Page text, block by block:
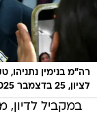
רה"מ בנימין
לציון, 25 בדצמבר 2025
במקביל